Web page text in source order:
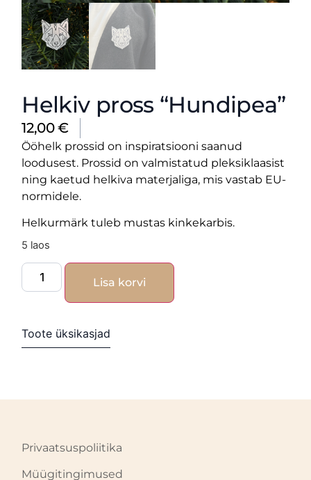
Helkiv pross “Hundipea”
12,00€
Ööhelk prossid on inspiratsiooni saanud
loodusest. Prossid on valmistatud pleksiklaasist
ning kaetud helkiva materjaliga, mis vastab EU-
normidele.
Helkurmärk tuleb mustas kinkekarbis.
5 laos
Lisa korvi
Toote üksikasjad
Privaatsuspoliitika
Müügitingimused